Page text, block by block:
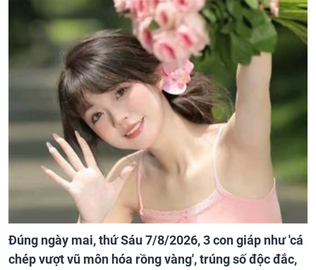
Đúng ngày mai, thứ Sáu 7/8/2026, 3 con giáp như 'cá
chép vượt vũ môn hóa rồng vàng', trúng số độc đắc,